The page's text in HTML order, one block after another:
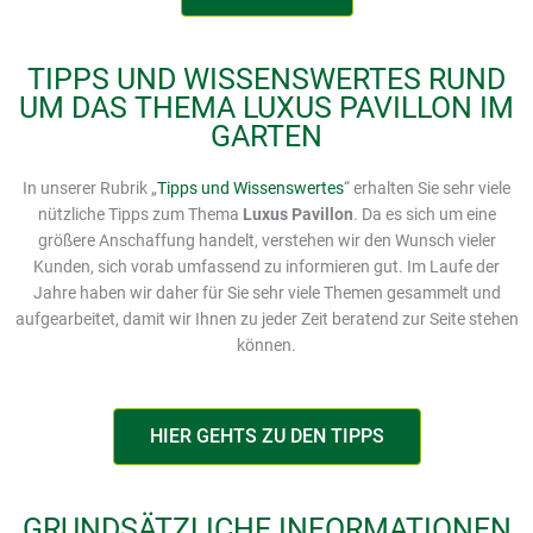
TIPPS UND WISSENSWERTES RUND
UM DAS THEMA LUXUS PAVILLON IM
GARTEN
In unserer Rubrik „Tipps und Wissenswertes“ erhalten Sie sehr viele
nützliche Tipps zum Thema Luxus Pavillon. Da es sich um eine
größere Anschaffung handelt, verstehen wir den Wunsch vieler
Kunden, sich vorab umfassend zu informieren gut. Im Laufe der
Jahre haben wir daher für Sie sehr viele Themen gesammelt und
aufgearbeitet, damit wir Ihnen zu jeder Zeit beratend zur Seite stehen
können.
HIER GEHTS ZU DEN TIPPS